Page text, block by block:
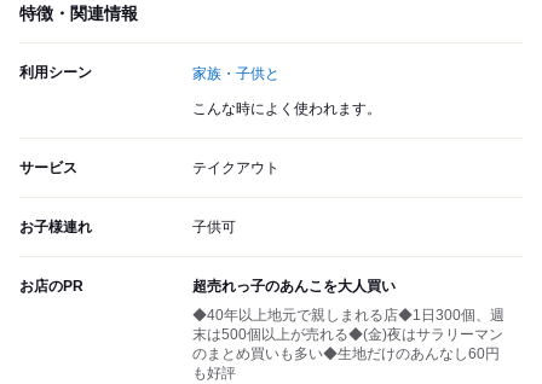
特徴・関連情報
利用シーン 家族・子供と
こんな時によく使われます。
サービス テイクアウト
お子様連れ 子供可
お店のPR
超売れっ子のあんこを大人買い
◆40年以上地元で親しまれる店◆1日300個、週
末は500個以上が売れる◆(金)夜はサラリーマン
のまとめ買いも多い◆生地だけのあんなし60円
も好評